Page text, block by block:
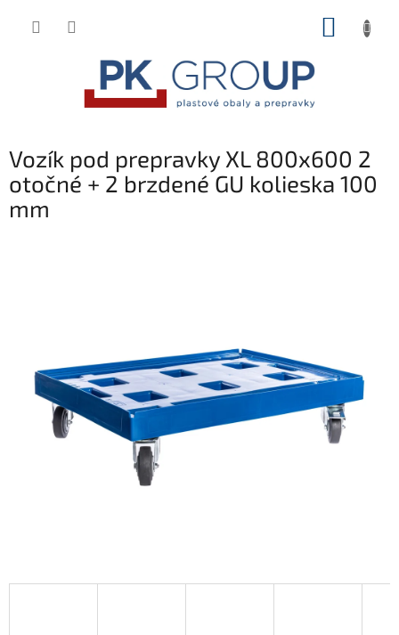
Vozík pod prepravky XL 800x600 2
otočné + 2 brzdené GU kolieska 100
mm